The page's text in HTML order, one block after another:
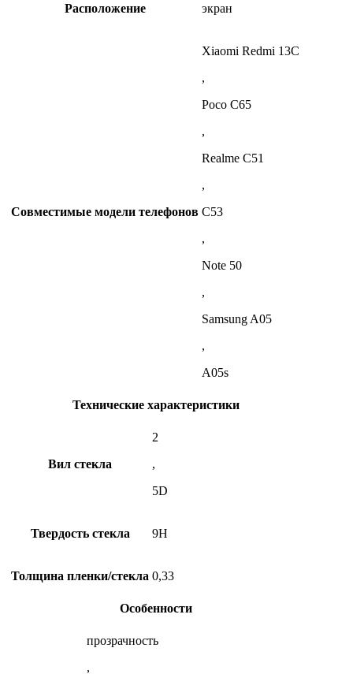
Расположение экран
Совместимые модели телефонов
Xiaomi Redmi 13C
,
Poco C65
,
Realme C51
,
C53
,
Note 50
,
Samsung A05
,
A05s
Технические характеристики
Вил стекла
2
,
5D
Твердость стекла 9H
Толщина пленки/стекла 0,33
Особенности
прозрачноcть
,